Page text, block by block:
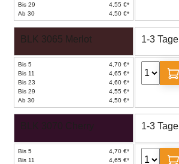
Bis 29
4,55 €*
Ab 30
4,50 €*
BLK 3065 Merlot 1-3 Tage
Bis 5
4,70 €*
Bis 11
4,65 €*
Bis 23
4,60 €*
Bis 29
4,55 €*
Ab 30
4,50 €*
1-3 Tage
Bis 5
4,70 €*
Bis 11
4,65 €*